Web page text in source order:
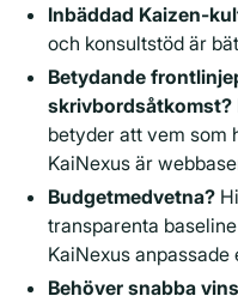
Inbäddad Kaizen-
och konsultstöd är
Betydande
skrivbordsåtkomst?
betyder att vem som
KaiNexus är
Budgetmedvetna?
transparenta
KaiNexus
Behöver snabba